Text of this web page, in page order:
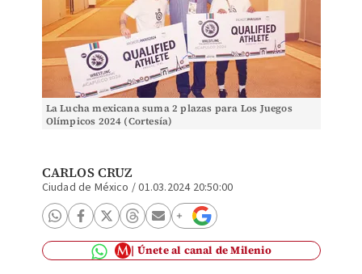
La Lucha mexicana suma 2 plazas para Los Juegos
Olímpicos 2024 (Cortesía)
CARLOS CRUZ
Ciudad de México /01.03.2024 20:50:00
Únete al canal de Milenio